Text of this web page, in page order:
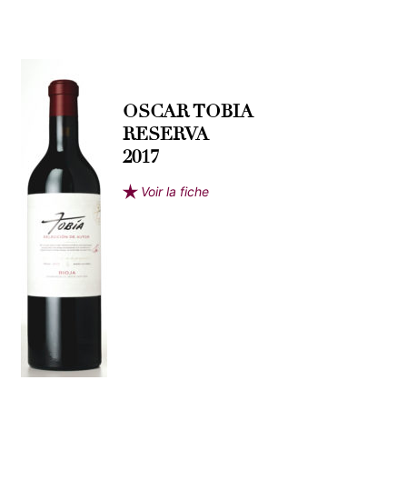
OSCAR TOBIA
RESERVA
2017
Voir la fiche